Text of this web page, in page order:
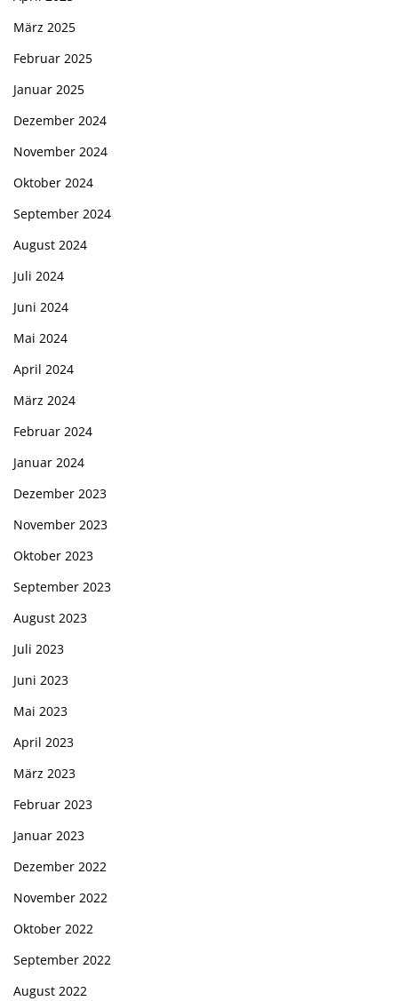
März 2025
Februar 2025
Januar 2025
Dezember 2024
November 2024
Oktober 2024
September 2024
August 2024
Juli 2024
Juni 2024
Mai 2024
April 2024
März 2024
Februar 2024
Januar 2024
Dezember 2023
November 2023
Oktober 2023
September 2023
August 2023
Juli 2023
Juni 2023
Mai 2023
April 2023
März 2023
Februar 2023
Januar 2023
Dezember 2022
November 2022
Oktober 2022
September 2022
August 2022